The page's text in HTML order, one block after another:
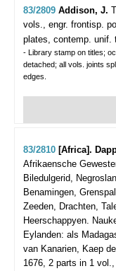
83/2809 Addison, J.
vols., engr. frontisp.
plates, contemp. unif.
- Library stamp on titles;
detached; all vols. joints
edges.
83/2810 [Africa].
Afrikaensche
Biledulgerid,
Benamingen,
Zeeden, Drachten,
Heerschappyen.
Eylanden: als
van Kanarien, Kaep
1676, 2 parts in 1